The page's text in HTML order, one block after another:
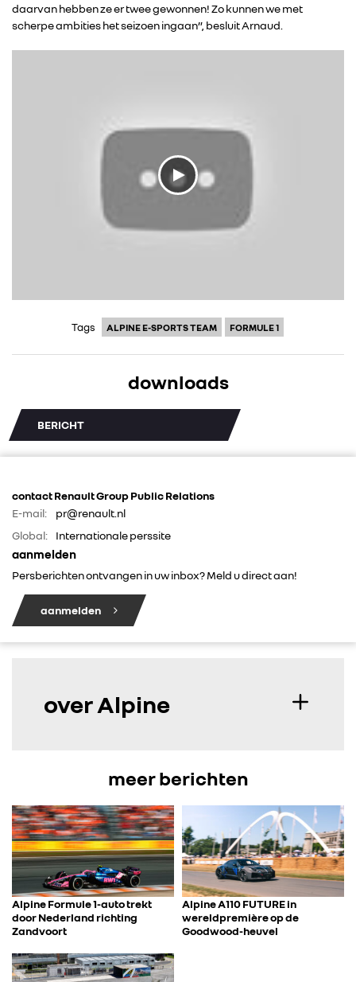
daarvan hebben ze er twee gewonnen! Zo kunnen we met
scherpe ambities het seizoen ingaan”, besluit Arnaud.
Tags ALPINE E-SPORTS TEAM FORMULE 1
downloads
BERICHT
contact Renault Group Public Relations
E-mail:
pr@renault.nl
Global:
Internationale perssite
aanmelden
Persberichten ontvangen in uw inbox? Meld u direct aan!
aanmelden
over Alpine
meer berichten
Alpine Formule 1-auto trekt
door Nederland richting
Zandvoort
Alpine A110 FUTURE in
wereldpremière op de
Goodwood-heuvel